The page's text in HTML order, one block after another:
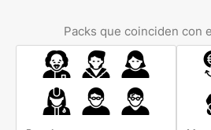
Packs que coinciden con